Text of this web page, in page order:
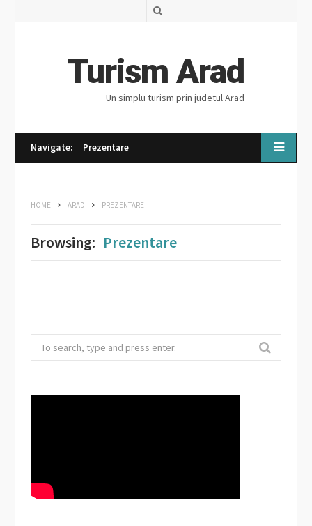
c
Turism Arad
Un simplu turism prin judetul Arad
Navigate: Prezentare
HOME ARAD PREZENTARE
Browsing: Prezentare
Search
for: